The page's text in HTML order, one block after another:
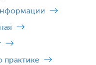
практике